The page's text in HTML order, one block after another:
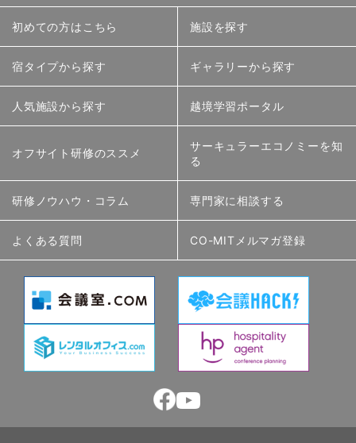
初めての方はこちら 施設を探す
宿タイプから探す ギャラリーから探す
人気施設から探す 越境学習ポータル
オフサイト研修のススメ
サーキュラーエコノミーを知
る
研修ノウハウ・コラム 専門家に相談する
よくある質問 CO-MITメルマガ登録